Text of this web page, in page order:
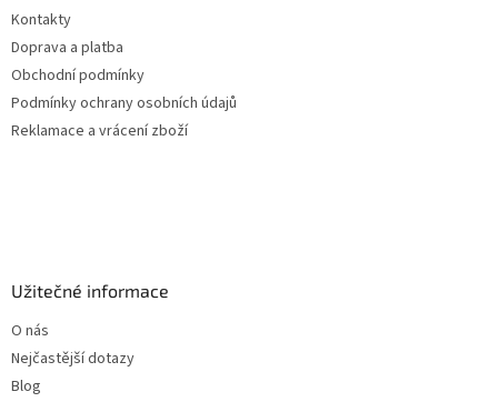
Kontakty
Doprava a platba
Obchodní podmínky
Podmínky ochrany osobních údajů
Reklamace a vrácení zboží
Užitečné informace
O nás
Nejčastější dotazy
Blog